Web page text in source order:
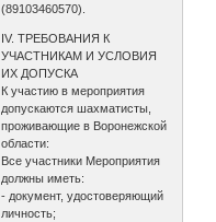
(89103460570).
IV. ТРЕБОВАНИЯ К
УЧАСТНИКАМ И УСЛОВИЯ
ИХ ДОПУСКА
К участию в мероприятия
допускаются шахматисты,
проживающие в Воронежской
области:
Все участники Мероприятия
должны иметь:
- документ, удостоверяющий
личность;